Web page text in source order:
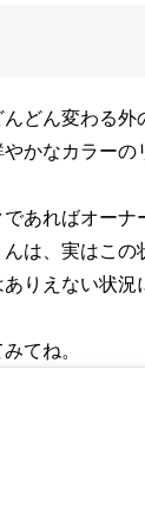
どん変わる外
かなカラーの
あればオーナ
は、実はこの
りえない状況
てね。